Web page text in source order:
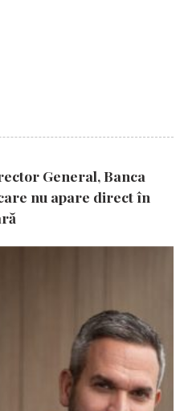
General, Banca
nu apare direct în